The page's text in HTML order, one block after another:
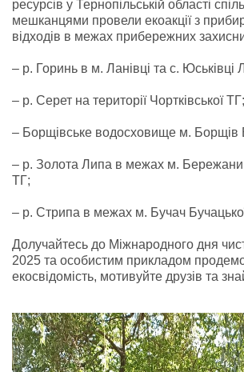
ресурсів у Тернопільській області
мешканцями провели екоакції з
відходів в межах прибережних
– р. Горинь в м. Ланівці та с. Юськівці
– р. Серет на території Чортківської ТГ;
– Борщівське водосховище м. Борщів
– р. Золота Липа в межах м. Бережани
ТГ;
– р. Стрипа в межах м. Бучач
Долучайтесь до Міжнародного дня
2025 та особистим прикладом
екосвідомість, мотивуйте друзів та